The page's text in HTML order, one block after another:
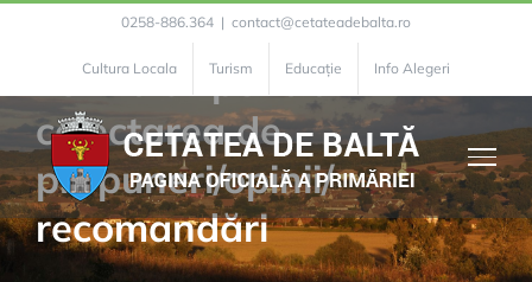
content
0258-886.364 | contact@cetateadebalta.ro
Cultura Locala Turism Educație Info Alegeri
Formular pentru
colectarea de
propuneri/opinii/
recomandări